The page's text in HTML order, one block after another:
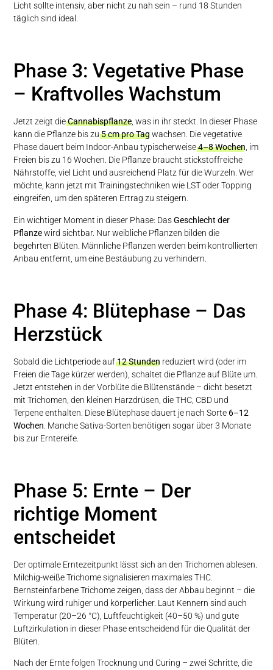
Licht sollte intensiv, aber nicht zu nah sein – rund 18 Stunden
täglich sind ideal.
Phase 3: Vegetative Phase
– Kraftvolles Wachstum
Jetzt zeigt dieCannabispflanze, was in ihr steckt. In dieser Phase
kann die Pflanze bis zu5 cm pro Tag wachsen. Die vegetative
Phase dauert beim Indoor-Anbau typischerweise4–8 Wochen, im
Freien bis zu 16 Wochen. Die Pflanze braucht stickstoffreiche
Nährstoffe, viel Licht und ausreichend Platz für die Wurzeln. Wer
möchte, kann jetzt mit Trainingstechniken wie LST oder Topping
eingreifen, um den späteren Ertrag zu steigern.
Ein wichtiger Moment in dieser Phase: DasGeschlecht der
Pflanzewird sichtbar. Nur weibliche Pflanzen bilden die
begehrten Blüten. Männliche Pflanzen werden beim kontrollierten
Anbau entfernt, um eine Bestäubung zu verhindern.
Phase 4: Blütephase – Das
Herzstück
Sobald die Lichtperiode auf12 Stunden reduziert wird (oder im
Freien die Tage kürzer werden), schaltet die Pflanze auf Blüte um.
Jetzt entstehen in der Vorblüte die Blütenstände – dicht besetzt
mit Trichomen, den kleinen Harzdrüsen, die THC, CBD und
Terpene enthalten. Diese Blütephase dauert je nach Sorte 6–12
Wochen . Manche Sativa-Sorten benötigen sogar über 3 Monate
bis zur Erntereife.
Phase 5: Ernte – Der
richtige Moment
entscheidet
Der optimale Erntezeitpunkt lässt sich an den Trichomen ablesen.
Milchig-weiße Trichome signalisieren maximales THC.
Bernsteinfarbene Trichome zeigen, dass der Abbau beginnt – die
Wirkung wird ruhiger und körperlicher. Laut Kennern sind auch
Temperatur (20–26 °C), Luftfeuchtigkeit (40–50 %) und gute
Luftzirkulation in dieser Phase entscheidend für die Qualität der
Blüten.
Nach der Ernte folgen Trocknung und Curing – zwei Schritte, die